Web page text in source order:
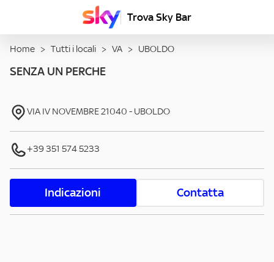
Trova Sky Bar
Home > Tutti i locali > VA > UBOLDO
SENZA UN PERCHE
VIA IV NOVEMBRE21040 - UBOLDO
+39 351 574 5233
Indicazioni Contatta